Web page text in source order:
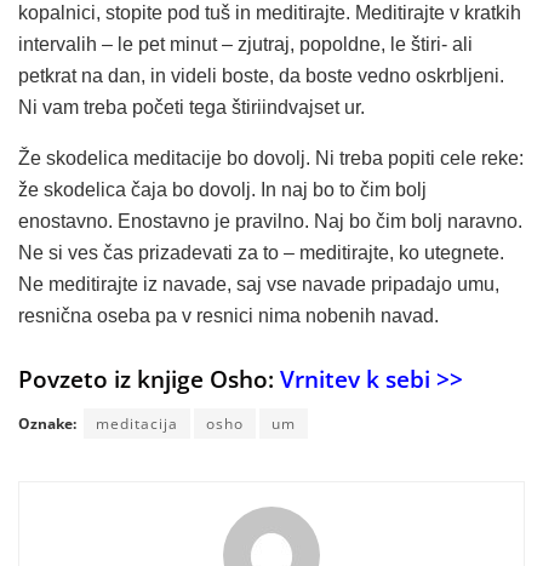
kopalnici, stopite pod tuš in meditirajte. Meditirajte v kratkih
intervalih – le pet minut – zjutraj, popoldne, le štiri- ali
petkrat na dan, in videli boste, da boste vedno oskrbljeni.
Ni vam treba početi tega štiriindvajset ur.
Že skodelica meditacije bo dovolj. Ni treba popiti cele reke:
že skodelica čaja bo dovolj. In naj bo to čim bolj
enostavno. Enostavno je pravilno. Naj bo čim bolj naravno.
Ne si ves čas prizadevati za to – meditirajte, ko utegnete.
Ne meditirajte iz navade, saj vse navade pripadajo umu,
resnična oseba pa v resnici nima nobenih navad.
Povzeto iz knjige Osho: Vrnitev k sebi >>
Oznake: meditacija osho um